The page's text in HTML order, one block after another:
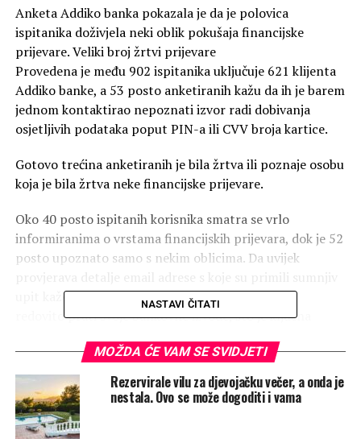
Anketa Addiko banka pokazala je da je polovica
ispitanika doživjela neki oblik pokušaja financijske
prijevare. Veliki broj žrtvi prijevare
Provedena je među 902 ispitanika uključuje 621 klijenta
Addiko banke, a 53 posto anketiranih kažu da ih je barem
jednom kontaktirao nepoznati izvor radi dobivanja
osjetljivih podataka poput PIN-a ili CVV broja kartice.
Gotovo trećina anketiranih je bila žrtva ili poznaje osobu
koja je bila žrtva neke financijske prijevare.
Oko 40 posto ispitanih korisnika smatra se vrlo
informiranima o vrstama financijskih prijevara, dok je 52
posto upoznato samo s nekim oblicima. Da uvijek
upit kaže 59 posto anketiranih, dok tri četvrtine
redovito prati svoje bankovne izvode, što je ključna
Financijske prijevare u digitalnom okruženju postaju sve
raširenije i sve ih je teže otkriti, a pojavljuju se u raznim
oblicima, poput phishinga, skimminga i spoofinga, kažu
u Addiko banci.
NASTAVI ČITATI
MOŽDA ĆE VAM SE SVIDJETI
Rezervirale vilu za djevojačku večer, a onda je
nestala. Ovo se može dogoditi i vama